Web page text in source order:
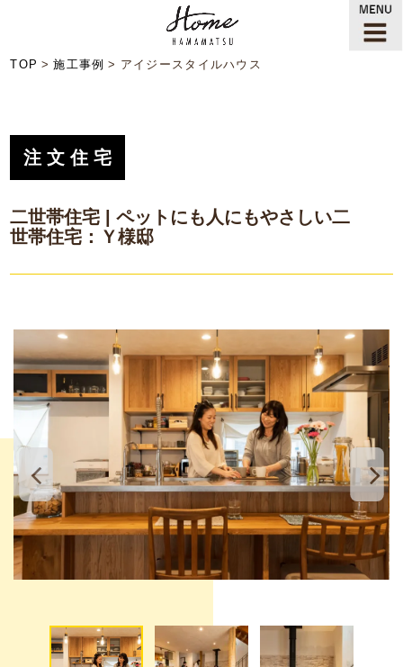
TOP 施工事例 アイジースタイルハウス
注文住宅
二世帯住宅 | ペットにも人にもやさしい二
世帯住宅：Ｙ様邸